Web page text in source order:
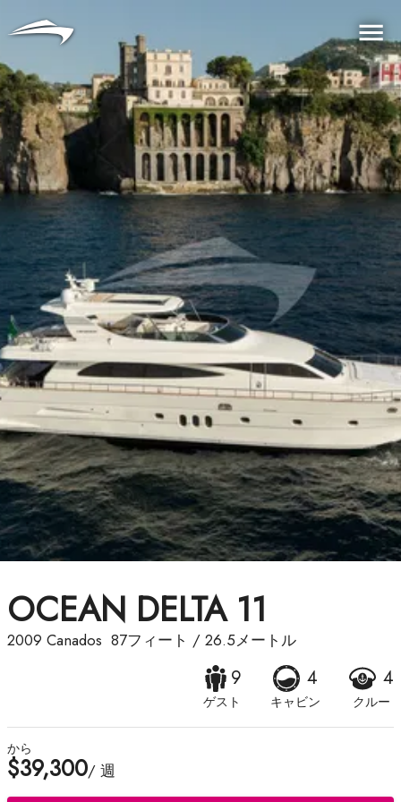
OCEAN DELTA 11
2009 Canados 87フィート / 26.5メートル
9
ゲスト
4
キャビン
4
クルー
から
$39,300/ 週